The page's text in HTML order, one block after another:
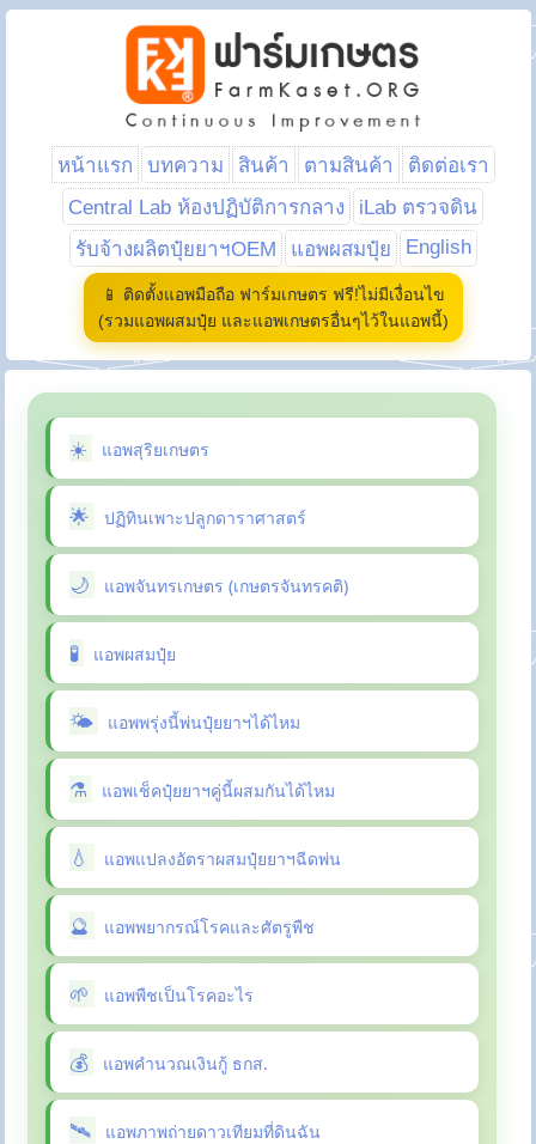
หน้าแรก บทความ สินค้า ตามสินค้า
ติดต่อเรา
Central Lab ห้องปฏิบัติการกลาง
iLab ตรวจดิน
รับจ้างผลิตปุ๋ยยาฯOEM
แอพผสมปุ๋ย English
📱 ติดตั้งแอพมือถือ ฟาร์มเกษตร ฟรี!ไม่มีเงื่อนไข
(รวมแอพผสมปุ๋ย และแอพเกษตรอื่นๆไว้ในแอพนี้)
แอพสุริยเกษตร
ปฏิทินเพาะปลูกดาราศาสตร์
แอพจันทรเกษตร (เกษตรจันทรคติ)
แอพผสมปุ๋ย
แอพพรุ่งนี้พ่นปุ๋ยยาฯได้ไหม
แอพเช็คปุ๋ยยาฯคู่นี้ผสมกันได้ไหม
แอพแปลงอัตราผสมปุ๋ยยาฯฉีดพ่น
แอพพยากรณ์โรคและศัตรูพืช
แอพพืชเป็นโรคอะไร
แอพคำนวณเงินกู้ ธกส.
แอพภาพถ่ายดาวเทียมที่ดินฉัน